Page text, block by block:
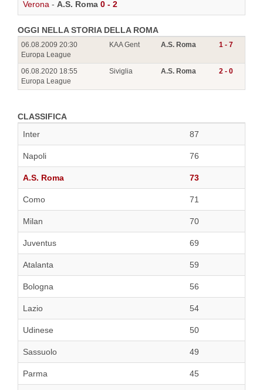
Verona - A.S. Roma 0 - 2
OGGI NELLA STORIA DELLA ROMA
06.08.2009 20:30
Europa League
KAA Gent A.S. Roma 1 - 7
06.08.2020 18:55
Europa League
Siviglia A.S. Roma 2 - 0
CLASSIFICA
Inter
87
Napoli 76
A.S. Roma 73
Como 71
Milan 70
Juventus 69
Atalanta 59
Bologna 56
Lazio 54
Udinese 50
Sassuolo 49
Parma 45